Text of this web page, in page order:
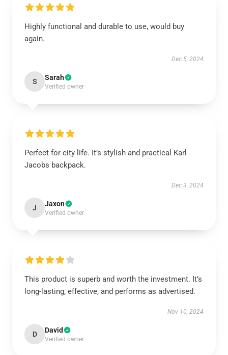
Highly functional and durable to use, would buy
again.
Dec 5, 2024
S Sarah
Verified owner
Perfect for city life. It’s stylish and practical Karl
Jacobs backpack.
Dec 3, 2024
J Jaxon
Verified owner
This product is superb and worth the investment. It’s
long-lasting, effective, and performs as advertised.
Nov 10, 2024
D David
Verified owner